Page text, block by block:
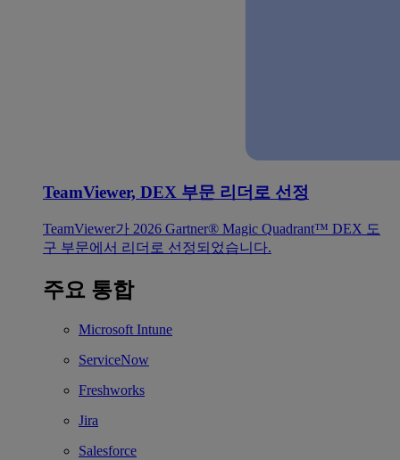
TeamViewer, DEX 부문 리더로 선정
TeamViewer가 2026 Gartner® Magic Quadrant™ DEX 도
구 부문에서 리더로 선정되었습니다.
주요 통합
Microsoft Intune
ServiceNow
Freshworks
Jira
Salesforce